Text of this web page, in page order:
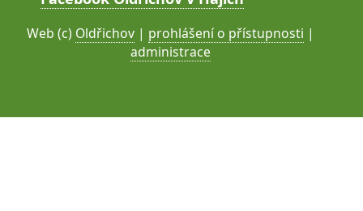
Web (c) Oldřichov | prohlášení o přístupnosti |
administrace